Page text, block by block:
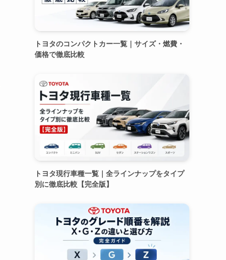
トヨタのコンパクトカー一覧｜サイズ・燃費・
価格で徹底比較
トヨタ現行車種一覧｜全ラインナップをタイプ
別に徹底比較【完全版】